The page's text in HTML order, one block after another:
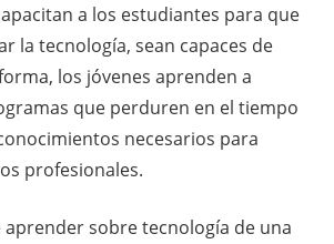
a los estudiantes para que
la tecnología, sean capaces de
los jóvenes aprenden a
que perduren en el tiempo
necesarios para
profesionales.
aprender sobre tecnología de una